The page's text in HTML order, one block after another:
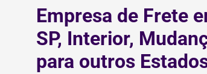
Empresa de Frete
SP, Interior,
para outros